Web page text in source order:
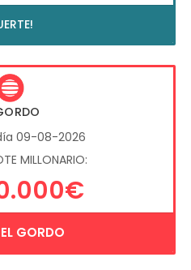
09-08-2026
MILLONARIO:
GORDO